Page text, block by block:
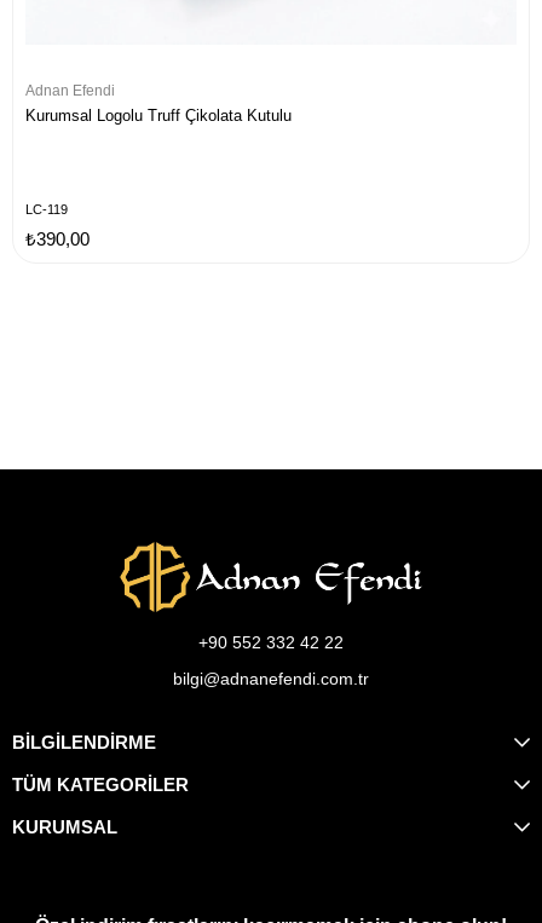
Adnan Efendi
Kurumsal Logolu Truff Çikolata Kutulu
LC-119
₺390,00
+90 552 332 42 22
bilgi@adnanefendi.com.tr
BİLGİLENDİRME
TÜM KATEGORİLER
KURUMSAL